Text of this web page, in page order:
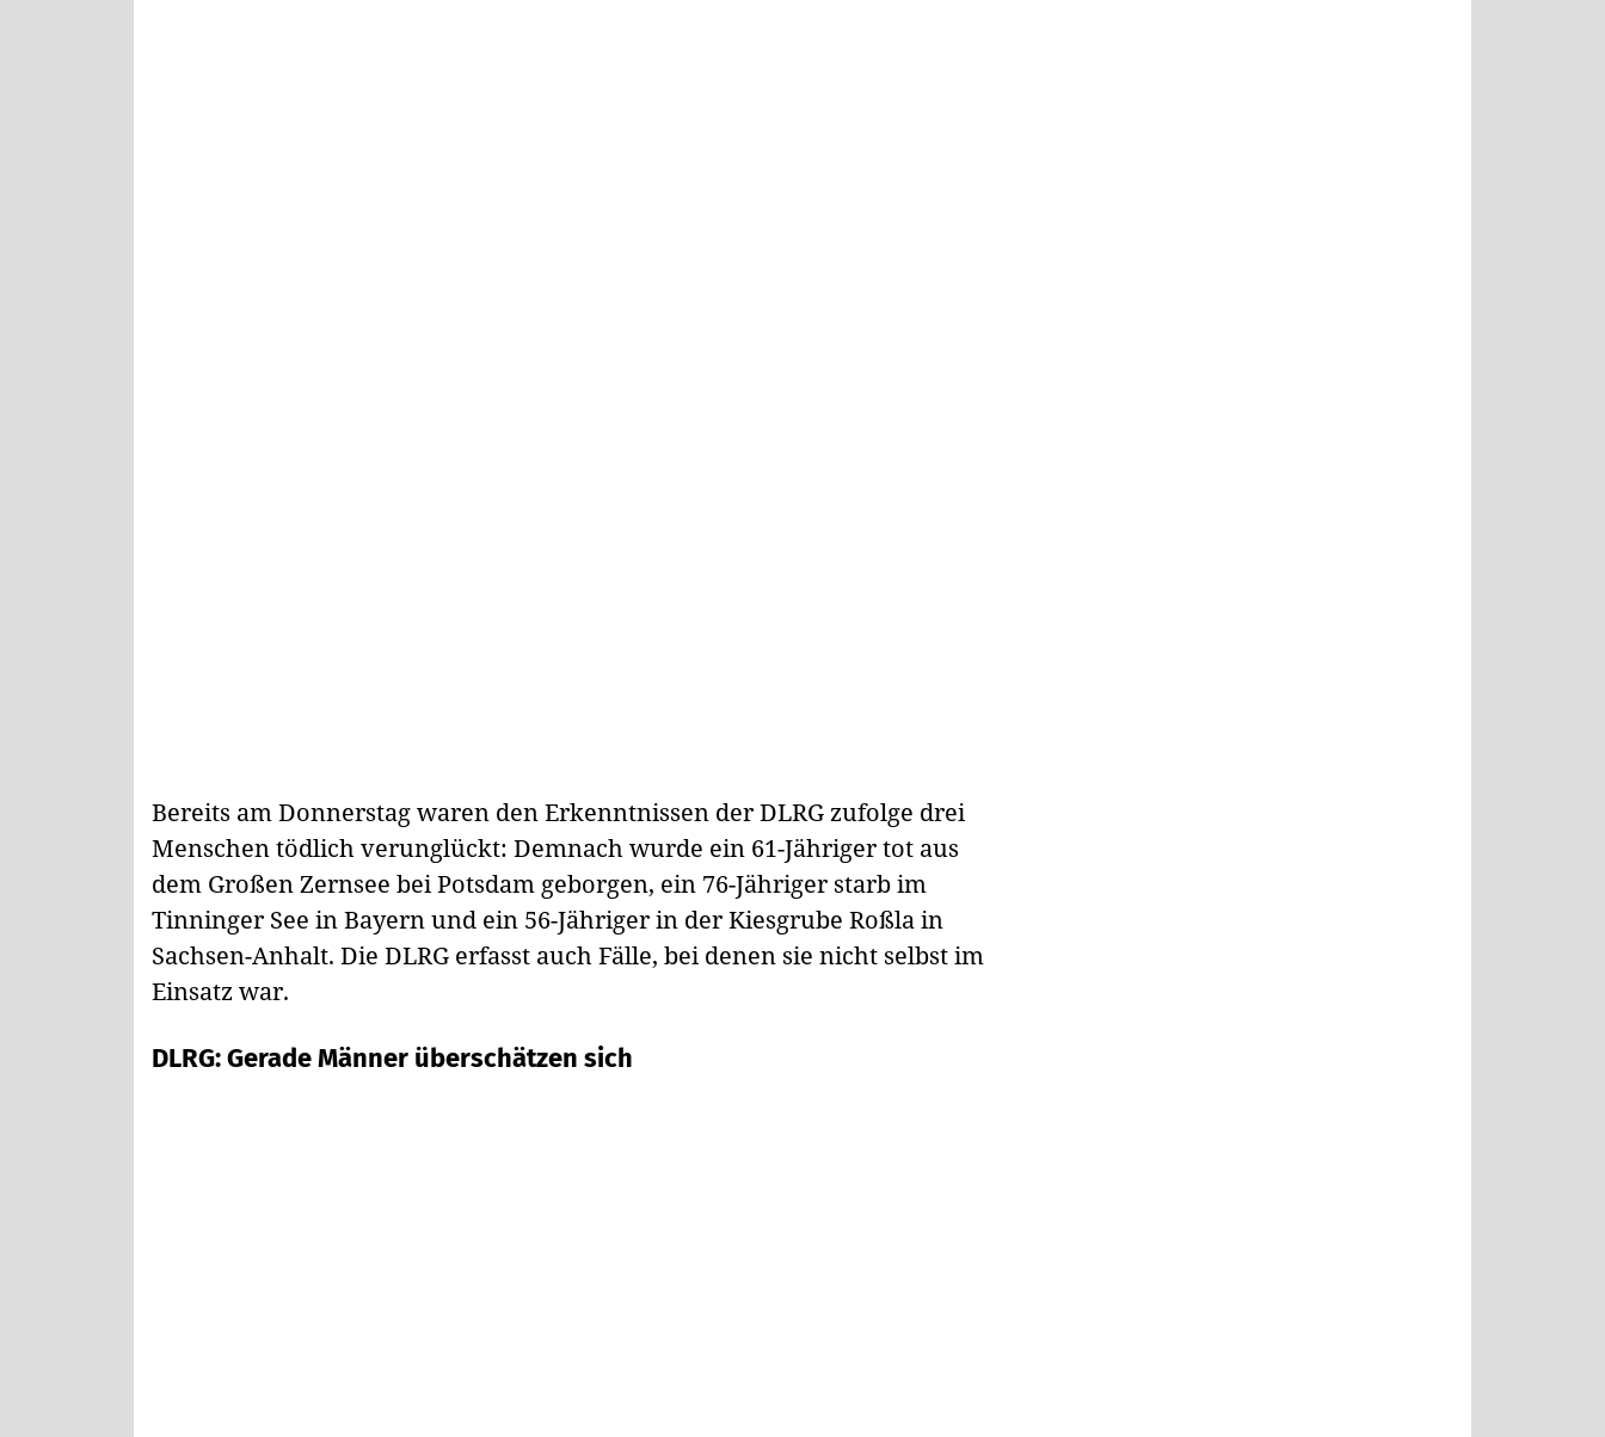
Bereits am Donnerstag waren den Erkenntnissen der DLRG zufolge drei
Menschen tödlich verunglückt: Demnach wurde ein 61-Jähriger tot aus
dem Großen Zernsee bei Potsdam geborgen, ein 76-Jähriger starb im
Tinninger See in Bayern und ein 56-Jähriger in der Kiesgrube Roßla in
Sachsen-Anhalt. Die DLRG erfasst auch Fälle, bei denen sie nicht selbst im
Einsatz war.
DLRG: Gerade Männer überschätzen sich